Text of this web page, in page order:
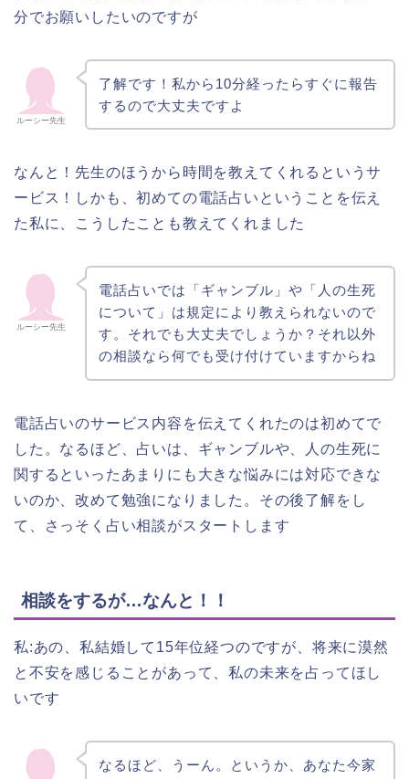
分でお願いしたいのですが
ルーシー先生
了解です！私から10分経ったらすぐに報告
するので大丈夫ですよ
なんと！先生のほうから時間を教えてくれるというサ
ービス！しかも、初めての電話占いということを伝え
た私に、こうしたことも教えてくれました
ルーシー先生
電話占いでは「ギャンブル」や「人の生死
について」は規定により教えられないので
す。それでも大丈夫でしょうか？それ以外
の相談なら何でも受け付けていますからね
電話占いのサービス内容を伝えてくれたのは初めてで
した。なるほど、占いは、ギャンブルや、人の生死に
関するといったあまりにも大きな悩みには対応できな
いのか、改めて勉強になりました。その後了解をし
て、さっそく占い相談がスタートします
相談をするが…なんと！！
私:あの、私結婚して15年位経つのですが、将来に漠然
と不安を感じることがあって、私の未来を占ってほし
いです
なるほど、うーん。というか、あなた今家